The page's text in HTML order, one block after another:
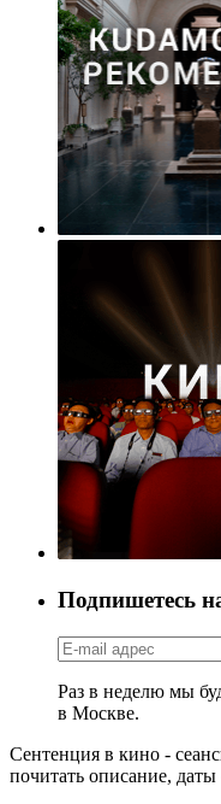
Подпишетесь
Раз в неделю мы
в Москве.
Сентенция в кино -
почитать описание, даты